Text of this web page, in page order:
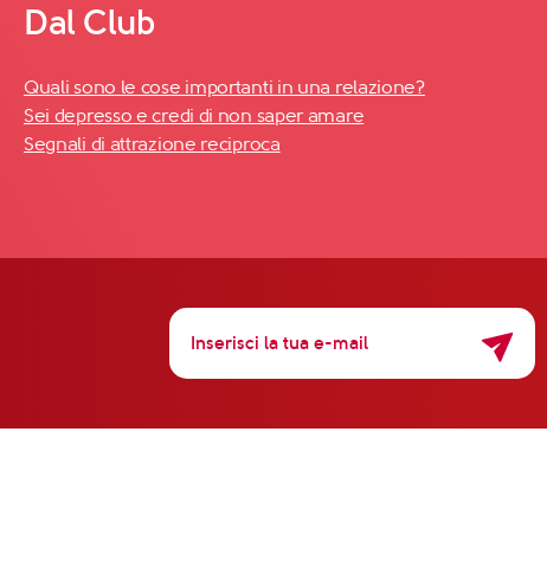
Dal Club
Quali sono le cose importanti in una relazione?
Sei depresso e credi di non saper amare
Segnali di attrazione reciproca